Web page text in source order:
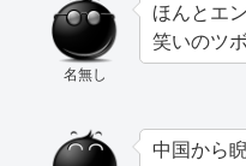
名無し
ほんとエ
笑いのツ
中国から